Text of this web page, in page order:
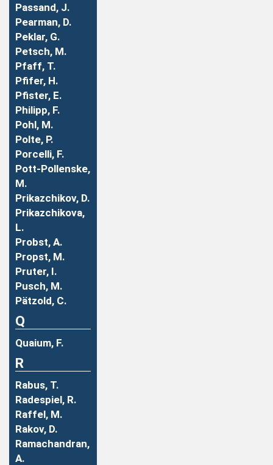
Passand, J.
Pearman, D.
Peklar, G.
Petsch, M.
Pfaff, T.
Pfifer, H.
Pfister, E.
Philipp, F.
Pohl, M.
Polte, P.
Porcelli, F.
Pott-Pollenske,
M.
Prikazchikov, D.
Prikazchikova,
L.
Probst, A.
Propst, M.
Pruter, I.
Pusch, M.
Pätzold, C.
Q
Quaium, F.
R
Rabus, T.
Radespiel, R.
Raffel, M.
Rakov, D.
Ramachandran,
A.